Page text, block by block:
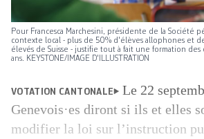
Pour Francesca Marchesini, présidente de la Société
contexte local - plus de 50% d'élèves allophones et
élevés de Suisse - justifie tout à fait une formation des
ans. KEYSTONE/IMAGE D'ILLUSTRATION
VOTATION CANTONALE
Le 22
Genevois·es diront si ils et elles
modifier la loi sur l’instruction